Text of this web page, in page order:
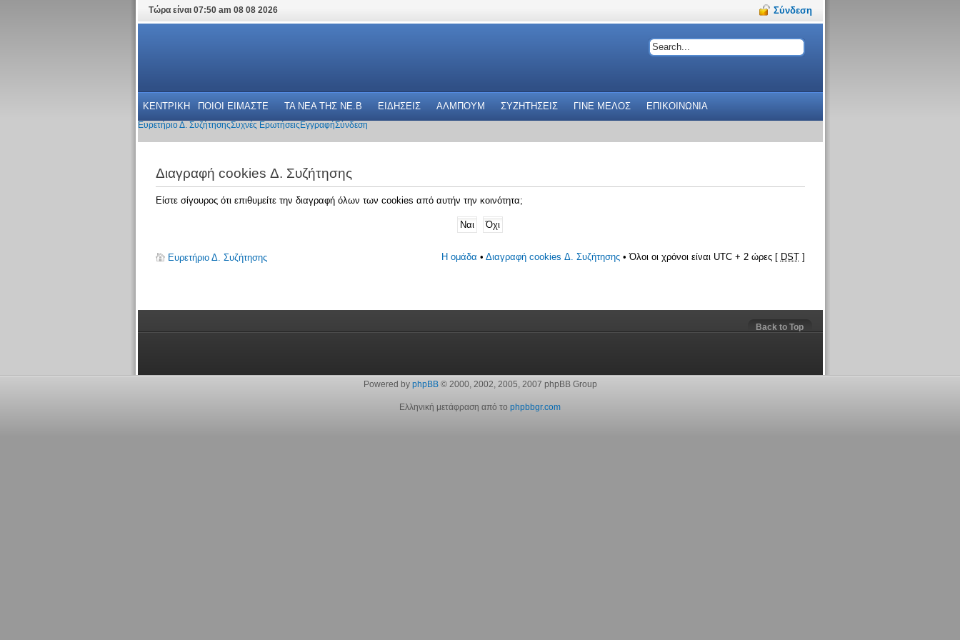
Τώρα είναι 07:50 am 08 08 2026 Σύνδεση
ΚΕΝΤΡΙΚΗ ΠΟΙΟΙ ΕΙΜΑΣΤΕ ΤΑ ΝΕΑ THΣ NE.B ΕΙΔΗΣΕΙΣ ΑΛΜΠΟΥΜ ΣΥΖΗΤΗΣΕΙΣ ΓΙΝΕ ΜΕΛΟΣ ΕΠΙΚΟΙΝΩΝΙΑ
Ευρετήριο Δ. ΣυζήτησηςΣυχνές Ερωτήσεις ΕγγραφήΣύνδεση
Διαγραφή cookies Δ. Συζήτησης
Είστε σίγουρος ότι επιθυμείτε την διαγραφή όλων των cookies από αυτήν την κοινότητα;
Ευρετήριο Δ. Συζήτησης Η ομάδα • Διαγραφή cookies Δ. Συζήτησης• Όλοι οι χρόνοι είναι UTC + 2 ώρες [ DST]
Back to Top
Powered by phpBB© 2000, 2002, 2005, 2007 phpBB Group
Ελληνική μετάφραση από το phpbbgr.com